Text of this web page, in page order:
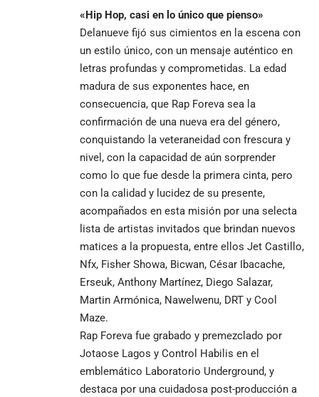
«Hip Hop, casi en lo único que pienso»
Delanueve fijó sus cimientos en la escena con
un estilo único, con un mensaje auténtico en
letras profundas y comprometidas. La edad
madura de sus exponentes hace, en
consecuencia, que Rap Foreva sea la
confirmación de una nueva era del género,
conquistando la veteraneidad con frescura y
nivel, con la capacidad de aún sorprender
como lo que fue desde la primera cinta, pero
con la calidad y lucidez de su presente,
acompañados en esta misión por una selecta
lista de artistas invitados que brindan nuevos
matices a la propuesta, entre ellos Jet Castillo,
Nfx, Fisher Showa, Bicwan, César Ibacache,
Erseuk, Anthony Martínez, Diego Salazar,
Martin Armónica, Nawelwenu, DRT y Cool
Maze.
Rap Foreva fue grabado y premezclado por
Jotaose Lagos y Control Habilis en el
emblemático Laboratorio Underground, y
destaca por una cuidadosa post-producción a